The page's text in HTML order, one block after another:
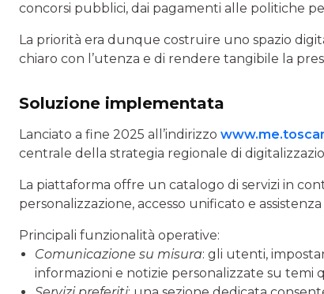
concorsi pubblici, dai pagamenti alle politiche
La priorità era dunque costruire uno spazio
chiaro con l’utenza e di rendere tangibile la
Soluzione implementata
Lanciato a fine 2025 all’indirizzo
centrale della strategia regionale di
La piattaforma offre un catalogo di servizi in
personalizzazione, accesso unificato e
Principali funzionalità operative:
Comunicazione su misura: gli utenti,
informazioni e notizie personalizzate su temi